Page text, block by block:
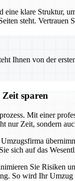
klare Struktur,
steht.
Ihnen von der
sparen
Mit einer
nur Zeit, sondern
sich auf das
Sie Risiken
So wird Ihr